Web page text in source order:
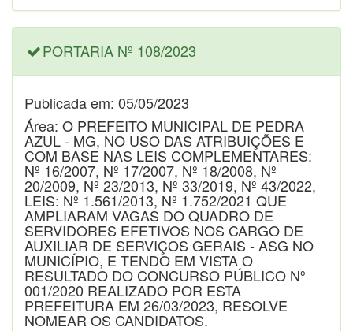
PORTARIA Nº 108/2023
Publicada em: 05/05/2023
Área: O PREFEITO MUNICIPAL DE PEDRA
AZUL - MG, NO USO DAS ATRIBUIÇÕES E
COM BASE NAS LEIS COMPLEMENTARES:
Nº 16/2007, Nº 17/2007, Nº 18/2008, Nº
20/2009, Nº 23/2013, Nº 33/2019, Nº 43/2022,
LEIS: Nº 1.561/2013, Nº 1.752/2021 QUE
AMPLIARAM VAGAS DO QUADRO DE
SERVIDORES EFETIVOS NOS CARGO DE
AUXILIAR DE SERVIÇOS GERAIS - ASG NO
MUNICÍPIO, E TENDO EM VISTA O
RESULTADO DO CONCURSO PÚBLICO Nº
001/2020 REALIZADO POR ESTA
PREFEITURA EM 26/03/2023, RESOLVE
NOMEAR OS CANDIDATOS.